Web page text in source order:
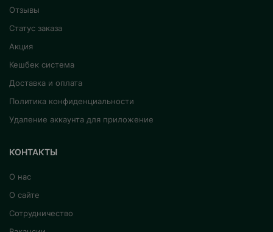
Отзывы
Статус заказа
Акция
Кешбек система
Доставка и оплата
Политика конфиденциальности
Удаление аккаунта для приложение
КОНТАКТЫ
О нас
О сайте
Сотрудничество